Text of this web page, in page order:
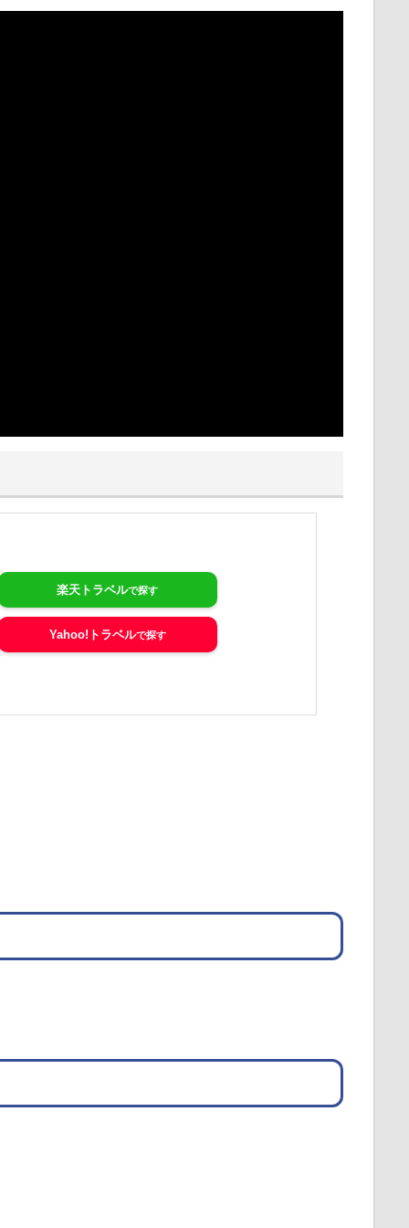
楽天トラベル
Yahoo!トラベル